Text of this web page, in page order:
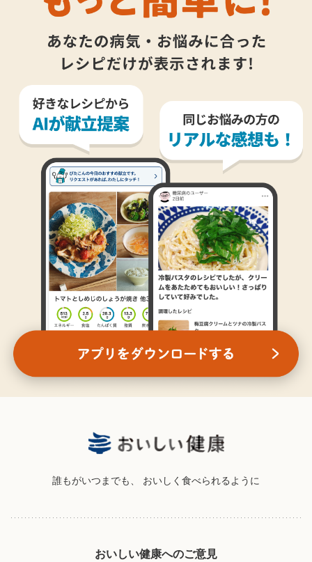
誰もがいつまでも、 おいしく食べられるように
おいしい健康へのご意見